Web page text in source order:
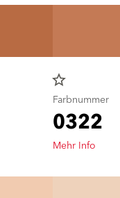
star_border
Farbnummer
0322
Mehr Info